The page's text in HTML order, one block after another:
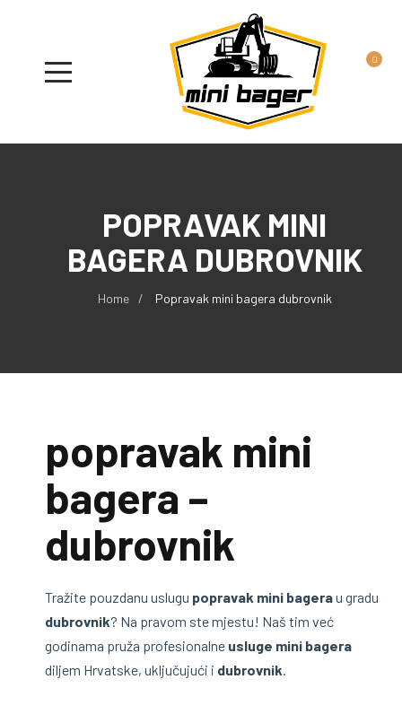
0
POPRAVAK MINI
BAGERA DUBROVNIK
Home Popravak mini bagera dubrovnik
popravak mini
bagera –
dubrovnik
Tražite pouzdanu uslugu popravak mini bagerau gradu
dubrovnik? Na pravom ste mjestu! Naš tim već
godinama pruža profesionalne usluge mini bagera
diljem Hrvatske, uključujući i dubrovnik.